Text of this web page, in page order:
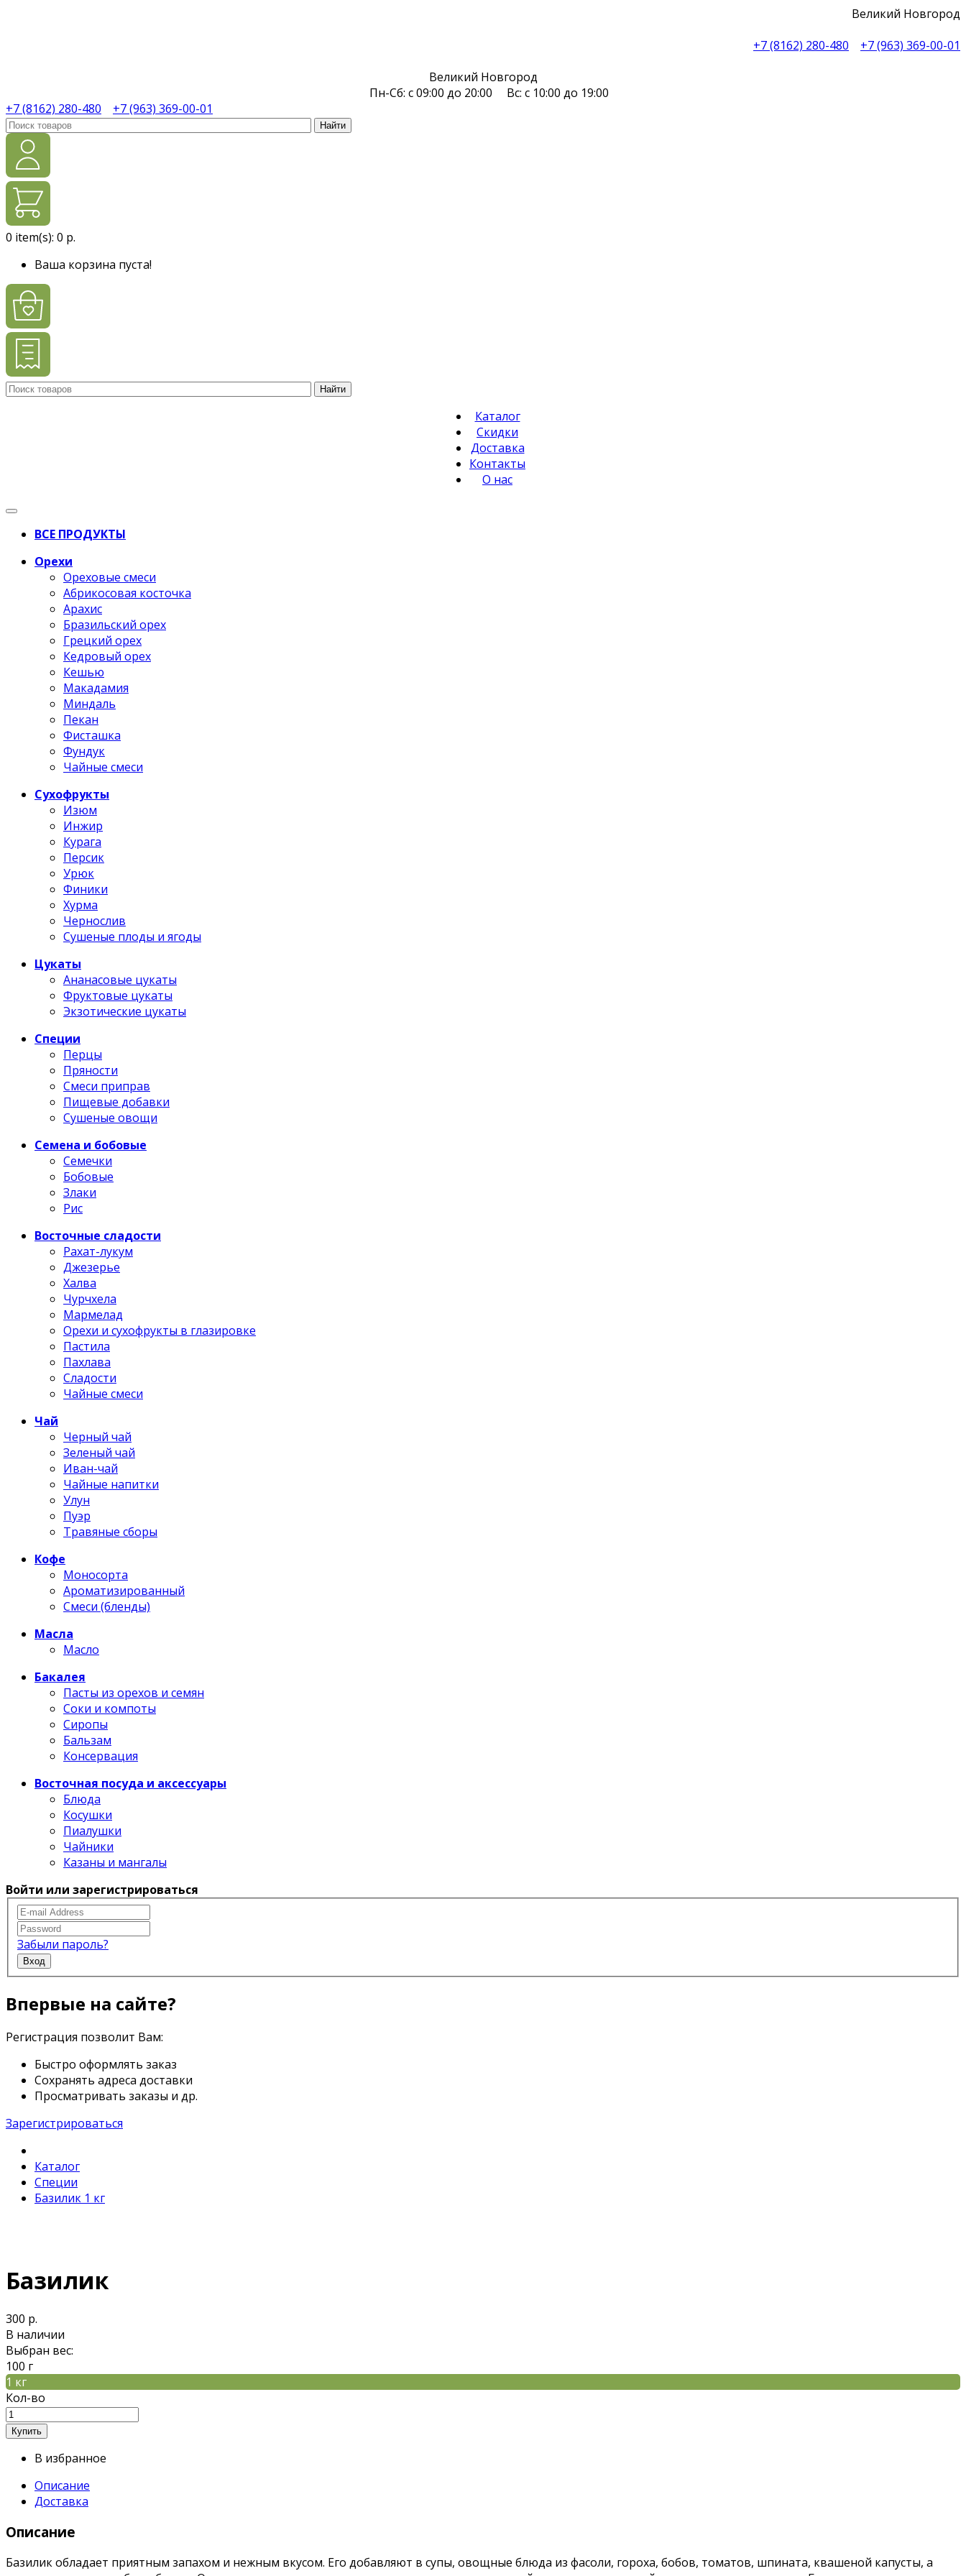
Великий Новгород
+7 (8162) 280-480
+7 (963) 369-00-01
Великий Новгород
Пн-Сб: с 09:00 до 20:00 Вс: с 10:00 до 19:00
+7 (8162) 280-480
+7 (963) 369-00-01
Найти
0 item(s): 0 р.
Ваша корзина пуста!
Найти
Каталог
Скидки
Доставка
Контакты
О нас
ВСЕ ПРОДУКТЫ
Орехи
Ореховые смеси
Абрикосовая косточка
Арахис
Бразильский орех
Грецкий орех
Кедровый орех
Кешью
Макадамия
Миндаль
Пекан
Фисташка
Фундук
Чайные смеси
Сухофрукты
Изюм
Инжир
Курага
Персик
Урюк
Финики
Хурма
Чернослив
Сушеные плоды и ягоды
Цукаты
Ананасовые цукаты
Фруктовые цукаты
Экзотические цукаты
Специи
Перцы
Пряности
Смеси приправ
Пищевые добавки
Сушеные овощи
Семена и бобовые
Семечки
Бобовые
Злаки
Рис
Восточные сладости
Рахат-лукум
Джезерье
Халва
Чурчхела
Мармелад
Орехи и сухофрукты в глазировке
Пастила
Пахлава
Сладости
Чайные смеси
Чай
Черный чай
Зеленый чай
Иван-чай
Чайные напитки
Улун
Пуэр
Травяные сборы
Кофе
Моносорта
Ароматизированный
Смеси (бленды)
Масла
Масло
Бакалея
Пасты из орехов и семян
Соки и компоты
Сиропы
Бальзам
Консервация
Восточная посуда и аксессуары
Блюда
Косушки
Пиалушки
Чайники
Казаны и мангалы
Войти или зарегистрироваться
Забыли пароль?
Вход
Впервые на сайте?
Регистрация позволит Вам:
Быстро оформлять заказ
Сохранять адреса доставки
Просматривать заказы и др.
Зарегистрироваться
Каталог
Специи
Базилик 1 кг
Базилик
300 р.
В наличии
Выбран вес:
100 г
1 кг
Кол-во
В избранное
Описание
Доставка
Описание
Базилик обладает приятным запахом и нежным вкусом. Его добавляют в супы, овощные блюда из фасоли, гороха, бобов, томатов, шпината, квашеной капусты, а